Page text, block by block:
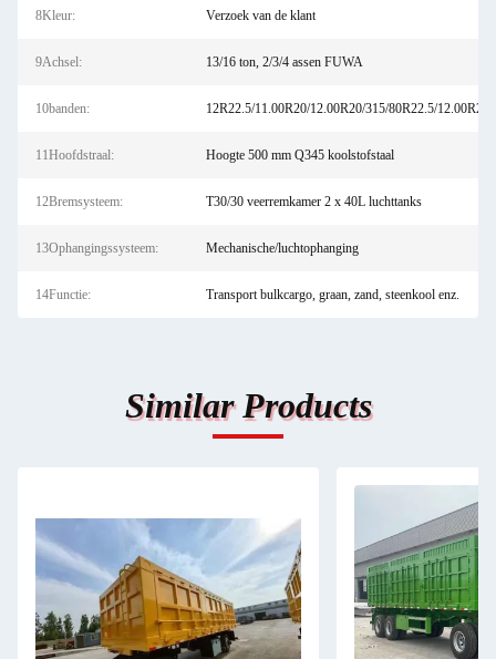
8Kleur: Verzoek van de klant
9Achsel: 13/16 ton, 2/3/4 assen FUWA
10banden: 12R22.5/11.00R20/12.00R20/315/80R22.5/
11Hoofdstraal: Hoogte 500 mm Q345 koolstofstaal
12Bremsysteem: T30/30 veerremkamer 2 x 40L luchttanks
13Ophangingssysteem: Mechanische/luchtophanging
14Functie: Transport bulkcargo, graan, zand, steenkool enz.
Similar Products